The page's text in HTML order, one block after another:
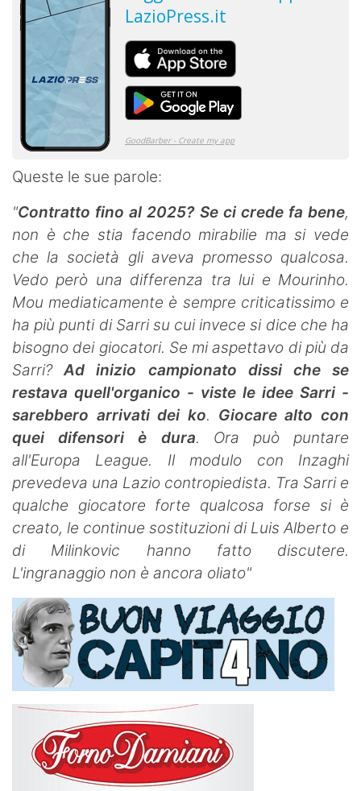
Queste le sue parole:
"Contratto fino al 2025? Se ci crede fa bene,
non è che stia facendo mirabilie ma si vede
che la società gli aveva promesso qualcosa.
Vedo però una differenza tra lui e Mourinho.
Mou mediaticamente è sempre criticatissimo e
ha più punti di Sarri su cui invece si dice che ha
bisogno dei giocatori. Se mi aspettavo di più da
Sarri?Ad inizio campionato dissi che se
restava quell'organico - viste le idee Sarri -
sarebbero arrivati dei ko. Giocare alto con
quei difensori è dura. Ora può puntare
all'Europa League. Il modulo con Inzaghi
prevedeva una Lazio contropiedista. Tra Sarri e
qualche giocatore forte qualcosa forse si è
creato, le continue sostituzioni di Luis Alberto e
di Milinkovic hanno fatto discutere.
L'ingranaggio non è ancora oliato"